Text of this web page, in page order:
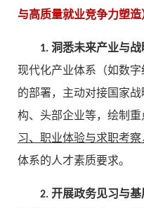
与高质量就业竞争力塑造
1. 洞悉未来产业与战
现代化产业体系（如数字
的部署，主动对接国家
构、头部企业等，绘制重
习、职业体验与求职考察
体系的人才素质要求。
2. 开展政务见习与基